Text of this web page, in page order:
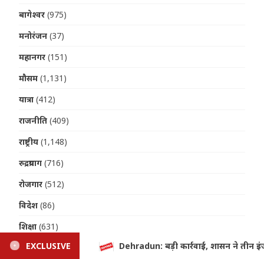
बागेश्वर (975)
मनोरंजन (37)
महानगर (151)
मौसम (1,131)
यात्रा (412)
राजनीति (409)
राष्ट्रीय (1,148)
रुद्रप्रयाग (716)
रोजगार (512)
विदेश (86)
शिक्षा (631)
संस्कृति(229)
EXCLUSIVE
ने तीन इंजीनियर किए सस्पेंड; जानिए क्या है मामला